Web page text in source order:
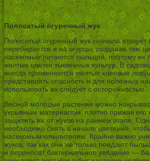
Полосатый огуречный жук
Полосатый огуречный жук сначала атакует
перебирается и на огурцы, создавая там
насекомые питаются пыльцой, поэтому их
желтые цветки тыквенных культур. В
иногда применяются желтые клеевые
представлять опасность и для полезных
использовать их следует с осторожностью.
Весной молодые растения можно
укрывным материалом, плотно прижав его
защитить их от жуков на раннем этапе.
необходимо снять в начале цветения,
насекомым-опылителям. Крайне важно
жуков, так как они не только поедают
и переносят бактериальное увядание —